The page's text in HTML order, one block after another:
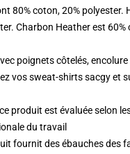
80% coton, 20% polyester.
Charbon Heather est 60%
poignets côtelés, encolure
vos sweat-shirts sacgy et
produit est évaluée selon
du travail
fournit des ébauches des